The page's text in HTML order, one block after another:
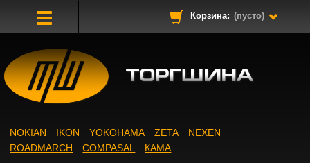
Корзина: (пусто)
NOKIAN IKON YOKOHAMA ZETA
NEXEN
ROADMARCH
COMPASAL КАМА